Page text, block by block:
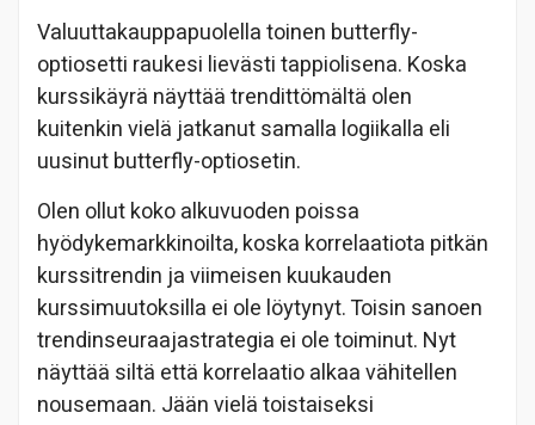
Valuuttakauppapuolella toinen butterfly-
optiosetti raukesi lievästi tappiolisena. Koska
kurssikäyrä näyttää trendittömältä olen
kuitenkin vielä jatkanut samalla logiikalla eli
uusinut butterfly-optiosetin.
Olen ollut koko alkuvuoden poissa
hyödykemarkkinoilta, koska korrelaatiota pitkän
kurssitrendin ja viimeisen kuukauden
kurssimuutoksilla ei ole löytynyt. Toisin sanoen
trendinseuraajastrategia ei ole toiminut. Nyt
näyttää siltä että korrelaatio alkaa vähitellen
nousemaan. Jään vielä toistaiseksi